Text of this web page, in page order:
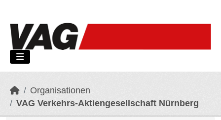
Organisationen
VAG Verkehrs-Aktiengesellschaft Nürnberg